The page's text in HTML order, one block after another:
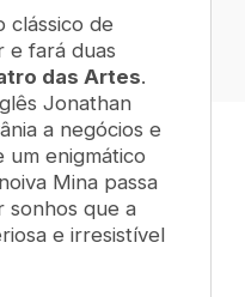
clássico de
e fará duas
das Artes.
Jonathan
a negócios e
um enigmático
Mina passa
sonhos que a
e irresistível